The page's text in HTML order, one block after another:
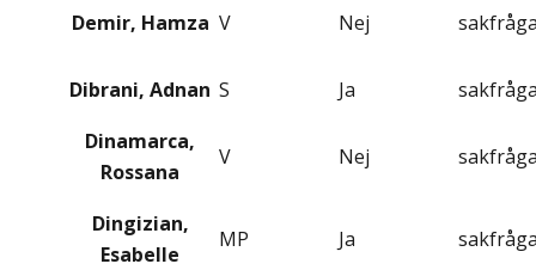
Demir, Hamza V Nej
Dibrani, Adnan S Ja
Dinamarca,
Rossana
V Nej
Dingizian,
Esabelle
MP Ja